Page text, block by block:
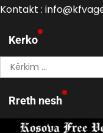
Kontakt :
Kerko
Kërko
për:
Rreth nesh